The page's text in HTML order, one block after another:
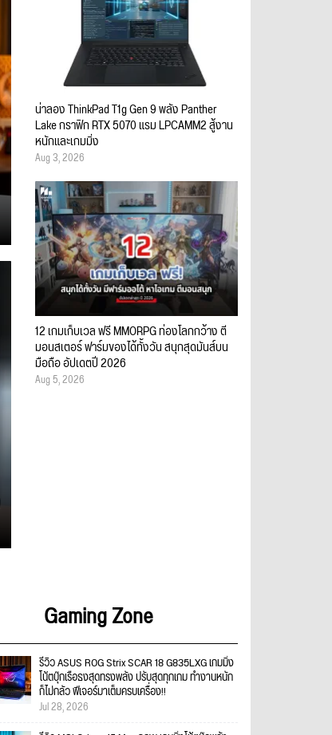
น่าลอง ThinkPad T1g Gen 9 พลัง Panther
Lake กราฟิก RTX 5070 แรม LPCAMM2 สู้งาน
หนักและเกมมิ่ง
Aug 3, 2026
12 เกมเก็บเวล ฟรี MMORPG ท่องโลกกว้าง ตี
มอนสเตอร์ ฟาร์มของได้ทั้งวัน สนุกสุดมันส์บน
มือถือ อัปเดตปี 2026
Aug 5, 2026
Gaming Zone
รีวิว ASUS ROG Strix SCAR 18 G835LXG เกมมิ่ง
โน้ตบุ๊กเรือธงสุดทรงพลัง ปรับสุดทุกเกม ทำงานหนัก
ก็ไม่กลัว ฟีเจอร์มาเต็มครบเครื่อง!!
Jul 28, 2026